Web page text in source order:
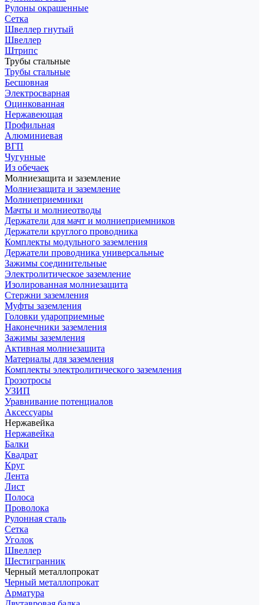
Рулоны окрашенные
Сетка
Швеллер гнутый
Швеллер
Штрипс
Трубы стальные
Трубы стальные
Бесшовная
Электросварная
Оцинкованная
Нержавеющая
Профильная
Алюминиевая
ВГП
Чугунные
Из обечаек
Молниезащита и заземление
Молниезащита и заземление
Молниеприемники
Мачты и молниеотводы
Держатели для мачт и молниеприемников
Держатели круглого проводника
Комплекты модульного заземления
Держатели проводника универсальные
Зажимы соединительные
Электролитическое заземление
Изолированная молниезащита
Стержни заземления
Муфты заземления
Головки удароприемные
Наконечники заземления
Зажимы заземления
Активная молниезащита
Материалы для заземления
Комплекты электролитического заземления
Грозотросы
УЗИП
Уравнивание потенциалов
Аксессуары
Нержавейка
Нержавейка
Балки
Квадрат
Круг
Лента
Лист
Полоса
Проволока
Рулонная сталь
Сетка
Уголок
Швеллер
Шестигранник
Черный металлопрокат
Черный металлопрокат
Арматура